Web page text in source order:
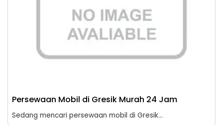
Persewaan Mobil di Gresik Murah 24 Jam
Sedang mencari persewaan mobil di Gresik...